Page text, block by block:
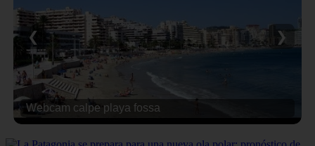
Webcam calpe playa fossa
❮ ❯